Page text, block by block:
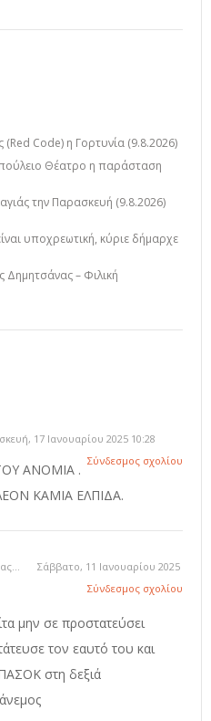
Code) η Γορτυνία (9.8.2026)
Θέατρο η παράσταση
την Παρασκευή (9.8.2026)
υποχρεωτική, κύριε δήμαρχε
Δημητσάνας – Φιλική
17 Ιανουαρίου 2025 10:28
Σύνδεσμος σχολίου
ΑΝΟΜΙΑ .
ΚΑΜΙΑ ΕΛΠΙΔΑ.
Σάββατο, 11 Ιανουαρίου 2025
Σύνδεσμος σχολίου
μην σε προστατεύσει
τον εαυτό του και
στη δεξιά